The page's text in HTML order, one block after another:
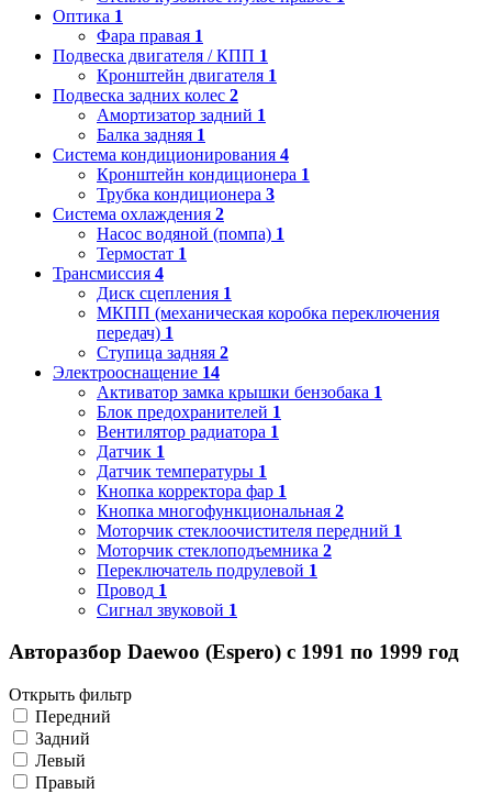
Оптика 1
Фара правая 1
Подвеска двигателя / КПП 1
Кронштейн двигателя 1
Подвеска задних колес 2
Амортизатор задний 1
Балка задняя 1
Система кондиционирования 4
Кронштейн кондиционера 1
Трубка кондиционера 3
Система охлаждения 2
Насос водяной (помпа) 1
Термостат 1
Трансмиссия 4
Диск сцепления 1
МКПП (механическая коробка переключения
передач) 1
Ступица задняя 2
Электрооснащение 14
Активатор замка крышки бензобака 1
Блок предохранителей 1
Вентилятор радиатора 1
Датчик 1
Датчик температуры 1
Кнопка корректора фар 1
Кнопка многофункциональная 2
Моторчик стеклоочистителя передний 1
Моторчик стеклоподъемника 2
Переключатель подрулевой 1
Провод 1
Сигнал звуковой 1
Авторазбор Daewoo (Espero) с 1991 по 1999 год
Открыть фильтр
Передний
Задний
Левый
Правый